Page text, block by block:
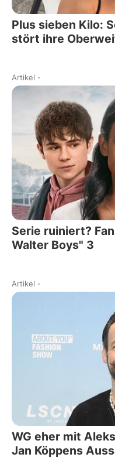
Plus sieben Kilo:
stört ihre
Artikel -
Serie ruiniert?
Walter Boys" 3
Artikel -
WG eher mit
Jan Köppens